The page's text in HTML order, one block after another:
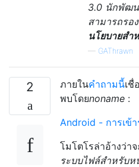
3.0 นักพัฒ
สามารถรอ
นโยบายสำ
— GAThrawn
2 ภายในคำถามนี้เชื่
พบโดยnoname :
Android - การเข้
โมโตโรล่าอ้างว่าจ
ระบบไฟล์สำหรับ